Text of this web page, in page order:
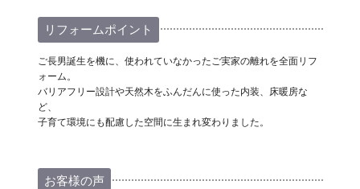
リフォームポイント
ご長男誕生を機に、使われていなかったご実家の離れを全面リフ
ォーム。
バリアフリー設計や天然木をふんだんに使った内装、床暖房な
ど、
子育て環境にも配慮した空間に生まれ変わりました。
お客様の声